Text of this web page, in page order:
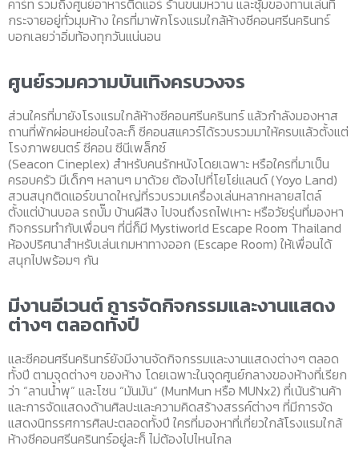
คาร์ท รวมถึงศูนย์อาหารติดแอร์ ร้านขนมหวาน และซุ้มของทานเล่นที่
กระจายอยู่ทั่วมุมห้าง ใครที่มาพักโรงแรมใกล้ห้างซีคอนศรีนครินทร์
บอกเลยว่าอิ่มท้องทุกวันแน่นอน
ศูนย์รวมความบันเทิงครบวงจร
ส่วนใครที่มายังโรงแรมใกล้ห้างซีคอนศรีนครินทร์ แล้วกำลังมองหาส
ถานที่พักผ่อนหย่อนใจละก็ ซีคอนสแควร์ได้รวบรวมมาให้ครบแล้วตั้งแต่
โรงภาพยนตร์ ซีคอน ซีนีเพล็กซ์
(Seacon Cineplex) สำหรับคนรักหนังโดยเฉพาะ หรือใครที่มาเป็น
ครอบครัว มีเด็กๆ หลานๆ มาด้วย ต้องไปที่โยโย่แลนด์ (Yoyo Land)
สวนสนุกติดแอร์ขนาดใหญ่ที่รวบรวมเครื่องเล่นหลากหลายสไตล์
ตั้งแต่บ้านบอล รถบั๊ม บ้านผีสิง ไปจนถึงรถไฟเหาะ หรือวัยรุ่นที่มองหา
กิจกรรมทำกับเพื่อนๆ ที่นี่ก็มี Mystiworld Escape Room Thailand
ห้องปริศนาสำหรับเล่นเกมหาทางออก (Escape Room) ให้เพื่อนได้
สนุกไปพร้อมๆ กัน
มีงานอีเวนต์ การจัดกิจกรรมและงานแสดง
ต่างๆ ตลอดทั้งปี
และซีคอนศรีนครินทร์ยังมีงานจัดกิจกรรมและงานแสดงต่างๆ ตลอด
ทั้งปี ตามจุดต่างๆ ของห้าง โดยเฉพาะในจุดศูนย์กลางของห้างที่เรียก
ว่า “ลานน้ำพุ” และโซน “มันมัน” (MunMun หรือ MUNx2) ที่เน้นร้านค้า
และการจัดแสดงด้านศิลปะและความคิดสร้างสรรค์ต่างๆ ที่มีการจัด
แสดงนิทรรศการศิลปะตลอดทั้งปี ใครที่มองหาที่เที่ยวใกล้โรงแรมใกล้
ห้างซีคอนศรีนครินทร์อยู่ละก็ ไม่ต้องไปไหนไกล